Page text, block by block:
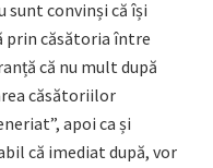
sunt convinși că își
prin căsătoria între
că nu mult după
căsătoriilor
apoi ca și
că imediat după, vor